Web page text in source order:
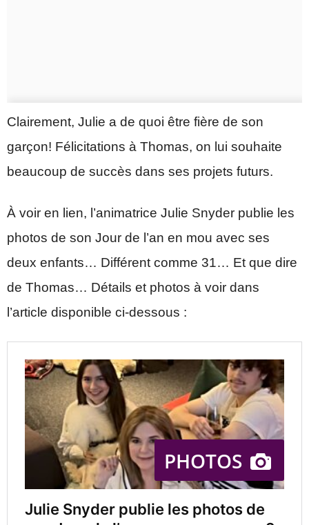
Clairement, Julie a de quoi être fière de son
garçon! Félicitations à Thomas, on lui souhaite
beaucoup de succès dans ses projets futurs.
À voir en lien, l’animatrice Julie Snyder publie les
photos de son Jour de l’an en mou avec ses
deux enfants… Différent comme 31… Et que dire
de Thomas… Détails et photos à voir dans
l’article disponible ci-dessous :